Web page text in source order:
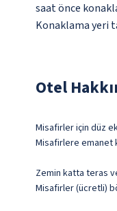
saat önce
Konaklama yeri
Otel
Misafirler için düz
Misafirlere emanet
Zemin katta teras
Misafirler (ücretli)